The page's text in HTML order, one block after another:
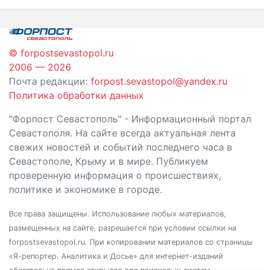
записям
© forpostsevastopol.ru
2006 — 2026
Почта редакции: forpost.sevastopol@yandex.ru
Политика обработки данных
"Форпост Севастополь" - Информационный портал
Севастополя. На сайте всегда актуальная лента
свежих новостей и событий последнего часа в
Севастополе, Крыму и в мире. Публикуем
проверенную информация о происшествиях,
политике и экономике в городе.
Все права защищены. Использование любых материалов,
размещенных на сайте, разрешается при условии ссылки на
forpostsevastopol.ru. При копировании материалов со страницы
«Я-репортер. Аналитика и Досье» для интернет-изданий